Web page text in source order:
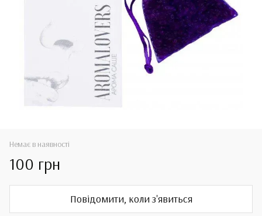
Немає в наявності
100 грн
Повідомити, коли з'явиться